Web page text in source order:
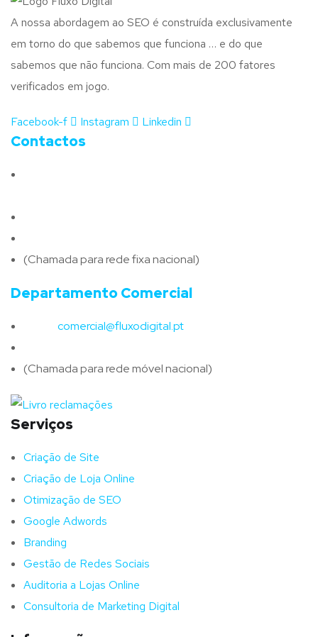
A nossa abordagem ao SEO é construída exclusivamente
em torno do que sabemos que funciona … e do que
sabemos que não funciona. Com mais de 200 fatores
verificados em jogo.
Facebook-f Instagram Linkedin
Contactos
(Chamada para rede fixa nacional)
Departamento Comercial
comercial@fluxodigital.pt
(Chamada para rede móvel nacional)
Serviços
Criação de Site
Criação de Loja Online
Otimização de SEO
Google Adwords
Branding
Gestão de Redes Sociais
Auditoria a Lojas Online
Consultoria de Marketing Digital